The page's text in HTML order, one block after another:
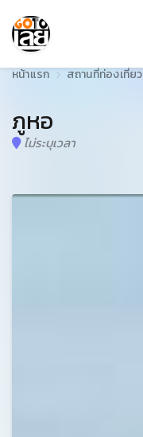
หน้าแรก สถานที่ท่องเที่ยว
ภูหอ
ไม่ระบุเวลา